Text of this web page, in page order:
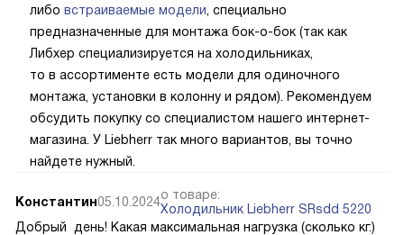
либо встраиваемые модели , специально
предназначенные для монтажа бок-о-бок (так как
Либхер специализируется на холодильниках,
то в ассортименте есть модели для одиночного
монтажа, установки в колонну и рядом). Рекомендуем
обсудить покупку со специалистом нашего интернет-
магазина. У Liebherr так много вариантов, вы точно
найдете нужный.
Константин05.10.2024о товаре:
Холодильник Liebherr SRsdd 5220
Добрый день! Какая максимальная нагрузка (сколько кг.)